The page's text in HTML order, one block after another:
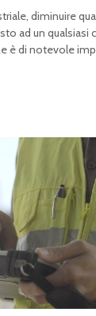
diminuire
ad un
è di notevole